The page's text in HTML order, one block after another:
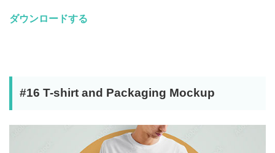
ダウンロードする
#16 T-shirt and Packaging Mockup